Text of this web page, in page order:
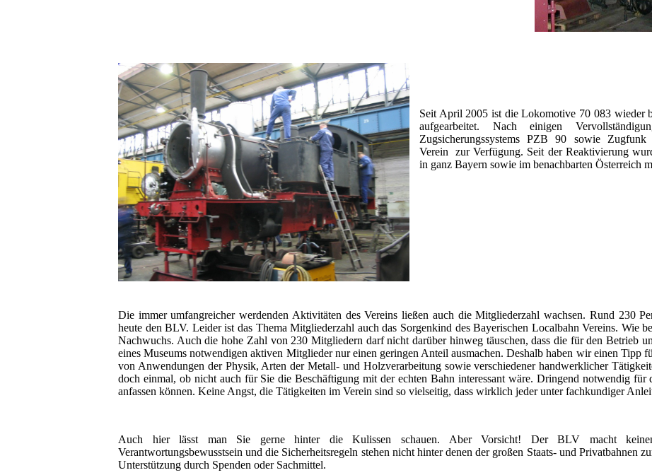
Seit April 2005 ist die Lokomotive 70 083 wieder
aufgearbeitet. Nach einigen
Zugsicherungssystems PZB 90 sowie
Verein zur Verfügung. Seit der Reaktivierung
in ganz Bayern sowie im benachbarten Österreich
Die immer umfangreicher werdenden Aktivitäten des Vereins ließen auch die Mitgliederzahl wachsen. Rund 230
heute den BLV. Leider ist das Thema Mitgliederzahl auch das Sorgenkind des Bayerischen Localbahn Vereins. Wie
Nachwuchs. Auch die hohe Zahl von 230 Mitgliedern darf nicht darüber hinweg täuschen, dass die für den Betrieb
eines Museums notwendigen aktiven Mitglieder nur einen geringen Anteil ausmachen. Deshalb haben wir einen Tipp
von Anwendungen der Physik, Arten der Metall- und Holzverarbeitung sowie verschiedener handwerklicher
doch einmal, ob nicht auch für Sie die Beschäftigung mit der echten Bahn interessant wäre. Dringend notwendig
anfassen können. Keine Angst, die Tätigkeiten im Verein sind so vielseitig, dass wirklich jeder unter fachkundiger
Auch hier lässt man Sie gerne hinter die Kulissen schauen. Aber Vorsicht! Der BLV macht keinen
Verantwortungsbewusstsein und die Sicherheitsregeln stehen nicht hinter denen der großen Staats- und Privatbahnen
Unterstützung durch Spenden oder Sachmittel.